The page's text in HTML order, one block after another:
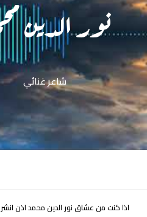
نور الدين
شاعر غنائي
اذا كنت من عشاق نور الدين محمد اذن